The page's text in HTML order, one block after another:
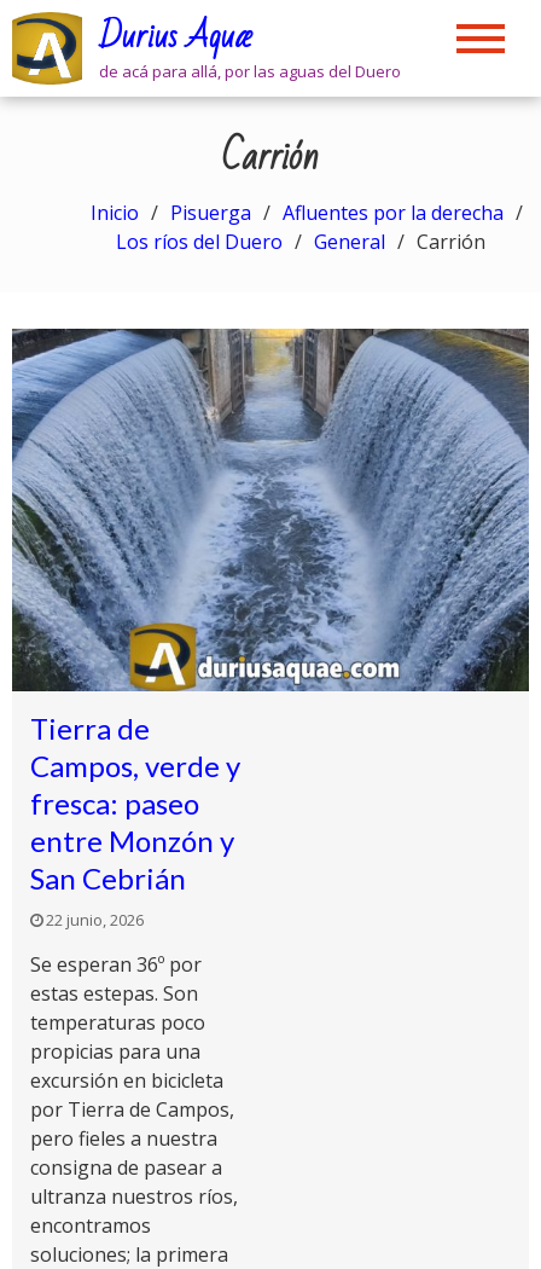
Skip
content
Durius Aquæ
de acá para allá, por las aguas del Duero
Carrión
Inicio Pisuerga
Afluentes por la derecha
Los ríos del Duero
General Carrión
Tierra de
Campos, verde y
fresca: paseo
entre Monzón y
San Cebrián
22 junio, 2026
Se esperan 36º por
estas estepas. Son
temperaturas poco
propicias para una
excursión en bicicleta
por Tierra de Campos,
pero fieles a nuestra
consigna de pasear a
ultranza nuestros ríos,
encontramos
soluciones; la primera